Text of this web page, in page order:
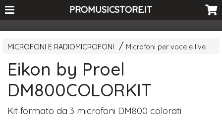
<-- Curio's GSC -->PROMUSICSTORE.IT
MICROFONI E RADIOMICROFONI Microfoni per voce e live
Eikon by Proel
DM800COLORKIT
Kit formato da 3 microfoni DM800 colorati